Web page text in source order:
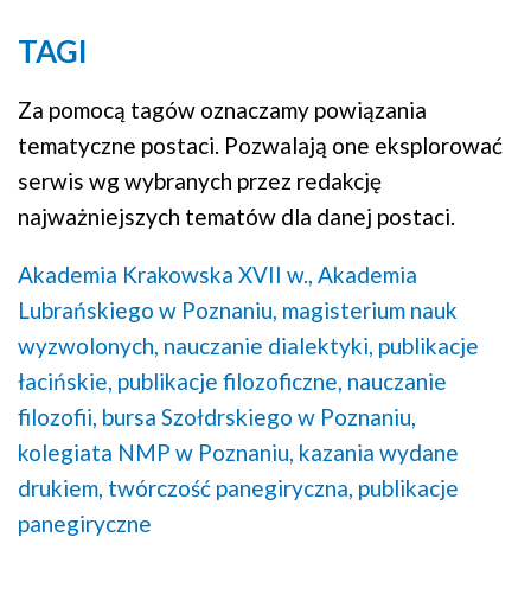
TAGI
Za pomocą tagów oznaczamy powiązania
tematyczne postaci. Pozwalają one eksplorować
serwis wg wybranych przez redakcję
najważniejszych tematów dla danej postaci.
Akademia Krakowska XVII w., Akademia
Lubrańskiego w Poznaniu, magisterium nauk
wyzwolonych, nauczanie dialektyki, publikacje
łacińskie, publikacje filozoficzne, nauczanie
filozofii, bursa Szołdrskiego w Poznaniu,
kolegiata NMP w Poznaniu, kazania wydane
drukiem, twórczość panegiryczna, publikacje
panegiryczne